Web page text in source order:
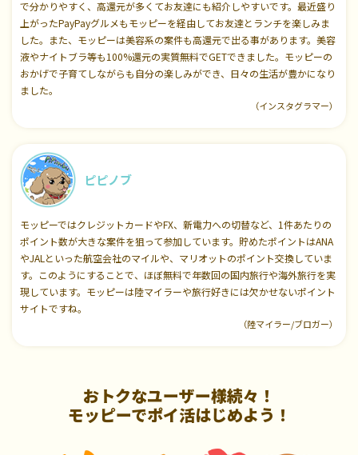
で分かりやすく、高還元が多くてお友達にも紹介しやすいです。最近盛り
上がったPayPayグルメもモッピーを経由してお友達とランチを楽しみま
した。また、モッピーは美容系の案件も高還元で出る事があります。美容
液やナイトブラ等も100%還元の実質無料でGETできました。モッピーの
おかげで子育てしながらも自分の楽しみができ、日々の生活が豊かになり
ました。
（インスタグラマー）
ピピノブ
モッピーではクレジットカードやFX、新電力への切替など、1件あたりの
ポイント数が大きな案件を狙って参加しています。貯めたポイントはANA
やJALといった航空会社のマイルや、マリオットのポイント交換していま
す。このようにすることで、ほぼ無料で年数回の国内旅行や海外旅行を実
現しています。モッピーは陸マイラーや旅行好きには欠かせないポイント
サイトですね。
（陸マイラー/ブロガー）
おトクなユーザー様続々！
モッピーでポイ活はじめよう！